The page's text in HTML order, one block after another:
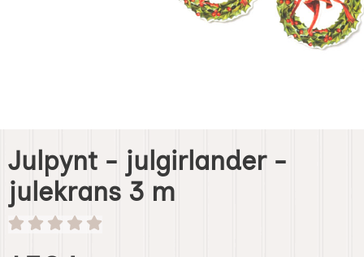
Julpynt - julgirlander -
julekrans 3 m
Handle dette produktet, Julpynt - julgirlander - julekrans